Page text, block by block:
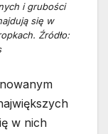
i grubości
się w
Źródło:
w nich